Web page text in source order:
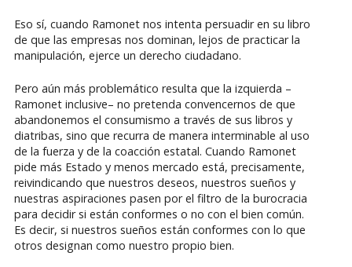
Eso sí, cuando Ramonet nos intenta persuadir en su libro
de que las empresas nos dominan, lejos de practicar la
manipulación, ejerce un derecho ciudadano.
Pero aún más problemático resulta que la izquierda –
Ramonet inclusive– no pretenda convencernos de que
abandonemos el consumismo a través de sus libros y
diatribas, sino que recurra de manera interminable al uso
de la fuerza y de la coacción estatal. Cuando Ramonet
pide más Estado y menos mercado está, precisamente,
reivindicando que nuestros deseos, nuestros sueños y
nuestras aspiraciones pasen por el filtro de la burocracia
para decidir si están conformes o no con el bien común.
Es decir, si nuestros sueños están conformes con lo que
otros designan como nuestro propio bien.